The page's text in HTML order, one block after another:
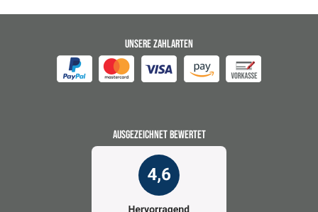
UNSERE ZAHLARTEN
AUSGEZEICHNET BEWERTET